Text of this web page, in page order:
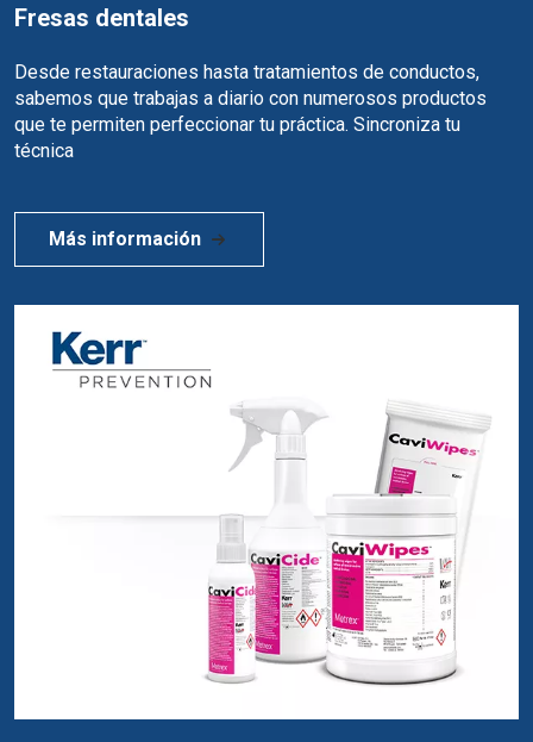
Fresas dentales
Desde restauraciones hasta tratamientos de conductos,
sabemos que trabajas a diario con numerosos productos
que te permiten perfeccionar tu práctica. Sincroniza tu
técnica
Más información